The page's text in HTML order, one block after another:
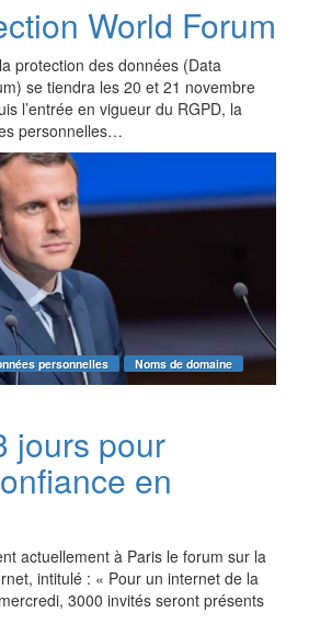
World Forum
protection des données (Data
se tiendra les 20 et 21 novembre
l’entrée en vigueur du RGPD, la
personnelles…
personnelles Noms de domaine
jours pour
en
actuellement à Paris le forum sur la
intitulé : « Pour un internet de la
3000 invités seront présents